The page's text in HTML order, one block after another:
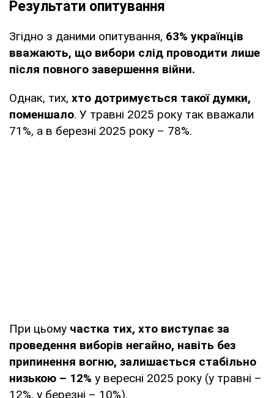
Результати опитування
Згідно з даними опитування, 63% українців
вважають, що вибори слід проводити лише
після повного завершення війни.
Однак, тих, хто дотримується такої думки,
поменшало. У травні 2025 року так вважали
71%, а в березні 2025 року – 78%.
При цьому частка тих, хто виступає за
проведення виборів негайно, навіть без
припинення вогню, залишається стабільно
низькою – 12% у вересні 2025 року (у травні –
12%, у березні – 10%).